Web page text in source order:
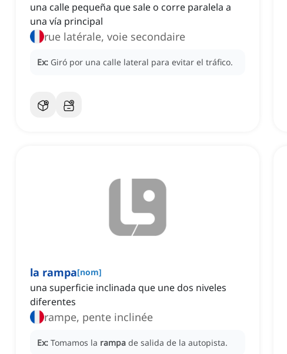
una calle pequeña que sale o corre paralela a
una vía principal
rue latérale, voie secondaire
Ex: Giró por una calle lateral para evitar el tráfico.
la rampa[nom]
una superficie inclinada que une dos niveles
diferentes
rampe, pente inclinée
Ex: Tomamos la rampa de salida de la autopista.